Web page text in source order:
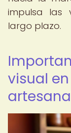
impulsa las
largo plazo.
visual